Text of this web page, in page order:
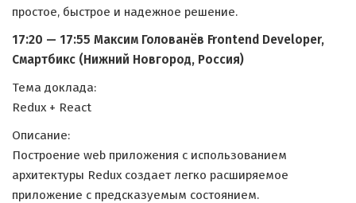
простое, быстрое и надежное решение.
17:20 — 17:55 Максим Голованёв Frontend Developer,
Смартбикс (Нижний Новгород, Россия)
Тема доклада:
Redux + React
Описание:
Построение web приложения с использованием
архитектуры Redux создает легко расширяемое
приложение с предсказуемым состоянием.